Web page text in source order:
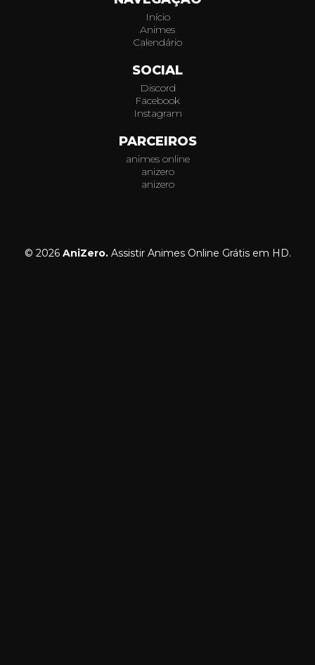
Início
Animes
Calendário
SOCIAL
Discord
Facebook
Instagram
PARCEIROS
animes online
anizero
anizero
© 2026 AniZero.Assistir Animes Online Grátis em HD.